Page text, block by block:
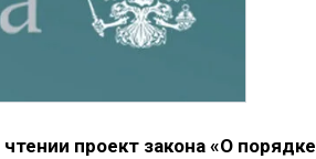
проект закона «О порядке